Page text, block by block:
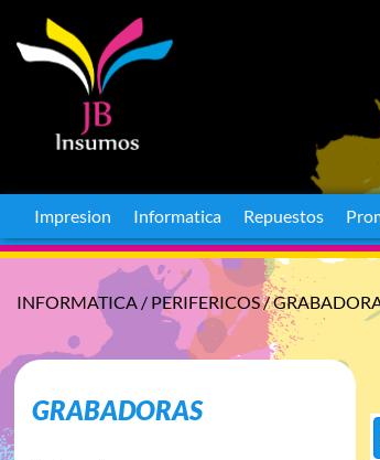
Impresion Informatica Repuestos
INFORMATICA / PERIFERICOS/
GRABADORAS